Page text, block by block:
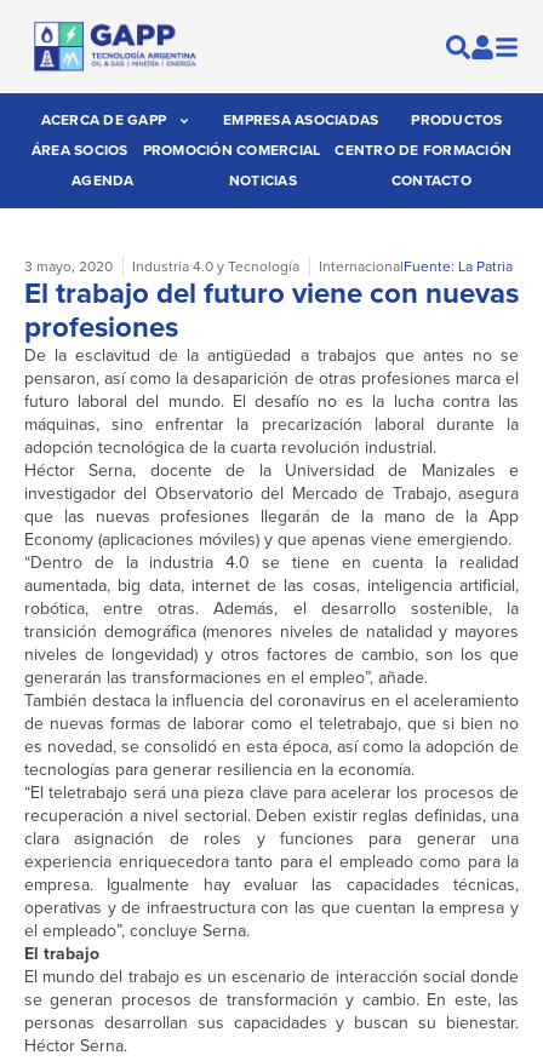
ACERCA DE GAPP EMPRESA ASOCIADAS
PRODUCTOS
ÁREA SOCIOS
PROMOCIÓN COMERCIAL
CENTRO DE FORMACIÓN
AGENDA
NOTICIAS CONTACTO
3 mayo, 2020 Industria 4.0 y Tecnología InternacionalFuente: La Patria
El trabajo del futuro viene con nuevas
profesiones
De la esclavitud de la antigüedad a trabajos que antes no se
pensaron, así como la desaparición de otras profesiones marca el
futuro laboral del mundo. El desafío no es la lucha contra las
máquinas, sino enfrentar la precarización laboral durante la
adopción tecnológica de la cuarta revolución industrial.
Héctor Serna, docente de la Universidad de Manizales e
investigador del Observatorio del Mercado de Trabajo, asegura
que las nuevas profesiones llegarán de la mano de la App
Economy (aplicaciones móviles) y que apenas viene emergiendo.
“Dentro de la industria 4.0 se tiene en cuenta la realidad
aumentada, big data, internet de las cosas, inteligencia artificial,
robótica, entre otras. Además, el desarrollo sostenible, la
transición demográfica (menores niveles de natalidad y mayores
niveles de longevidad) y otros factores de cambio, son los que
generarán las transformaciones en el empleo”, añade.
También destaca la influencia del coronavirus en el aceleramiento
de nuevas formas de laborar como el teletrabajo, que si bien no
es novedad, se consolidó en esta época, así como la adopción de
tecnologías para generar resiliencia en la economía.
“El teletrabajo será una pieza clave para acelerar los procesos de
recuperación a nivel sectorial. Deben existir reglas definidas, una
clara asignación de roles y funciones para generar una
experiencia enriquecedora tanto para el empleado como para la
empresa. Igualmente hay evaluar las capacidades técnicas,
operativas y de infraestructura con las que cuentan la empresa y
el empleado”, concluye Serna.
El trabajo
El mundo del trabajo es un escenario de interacción social donde
se generan procesos de transformación y cambio. En este, las
personas desarrollan sus capacidades y buscan su bienestar.
Héctor Serna.